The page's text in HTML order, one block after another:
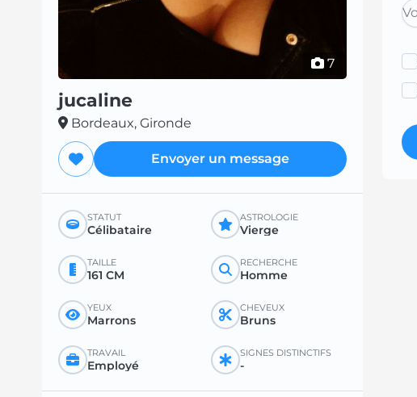
7
jucaline
Bordeaux, Gironde
Envoyer un message
STATUT
Célibataire
ASTROLOGIE
Vierge
TAILLE
161 CM
RECHERCHE
Homme
YEUX
Marrons
CHEVEUX
Bruns
TRAVAIL
Employé
SIGNES DISTINCTIFS
-